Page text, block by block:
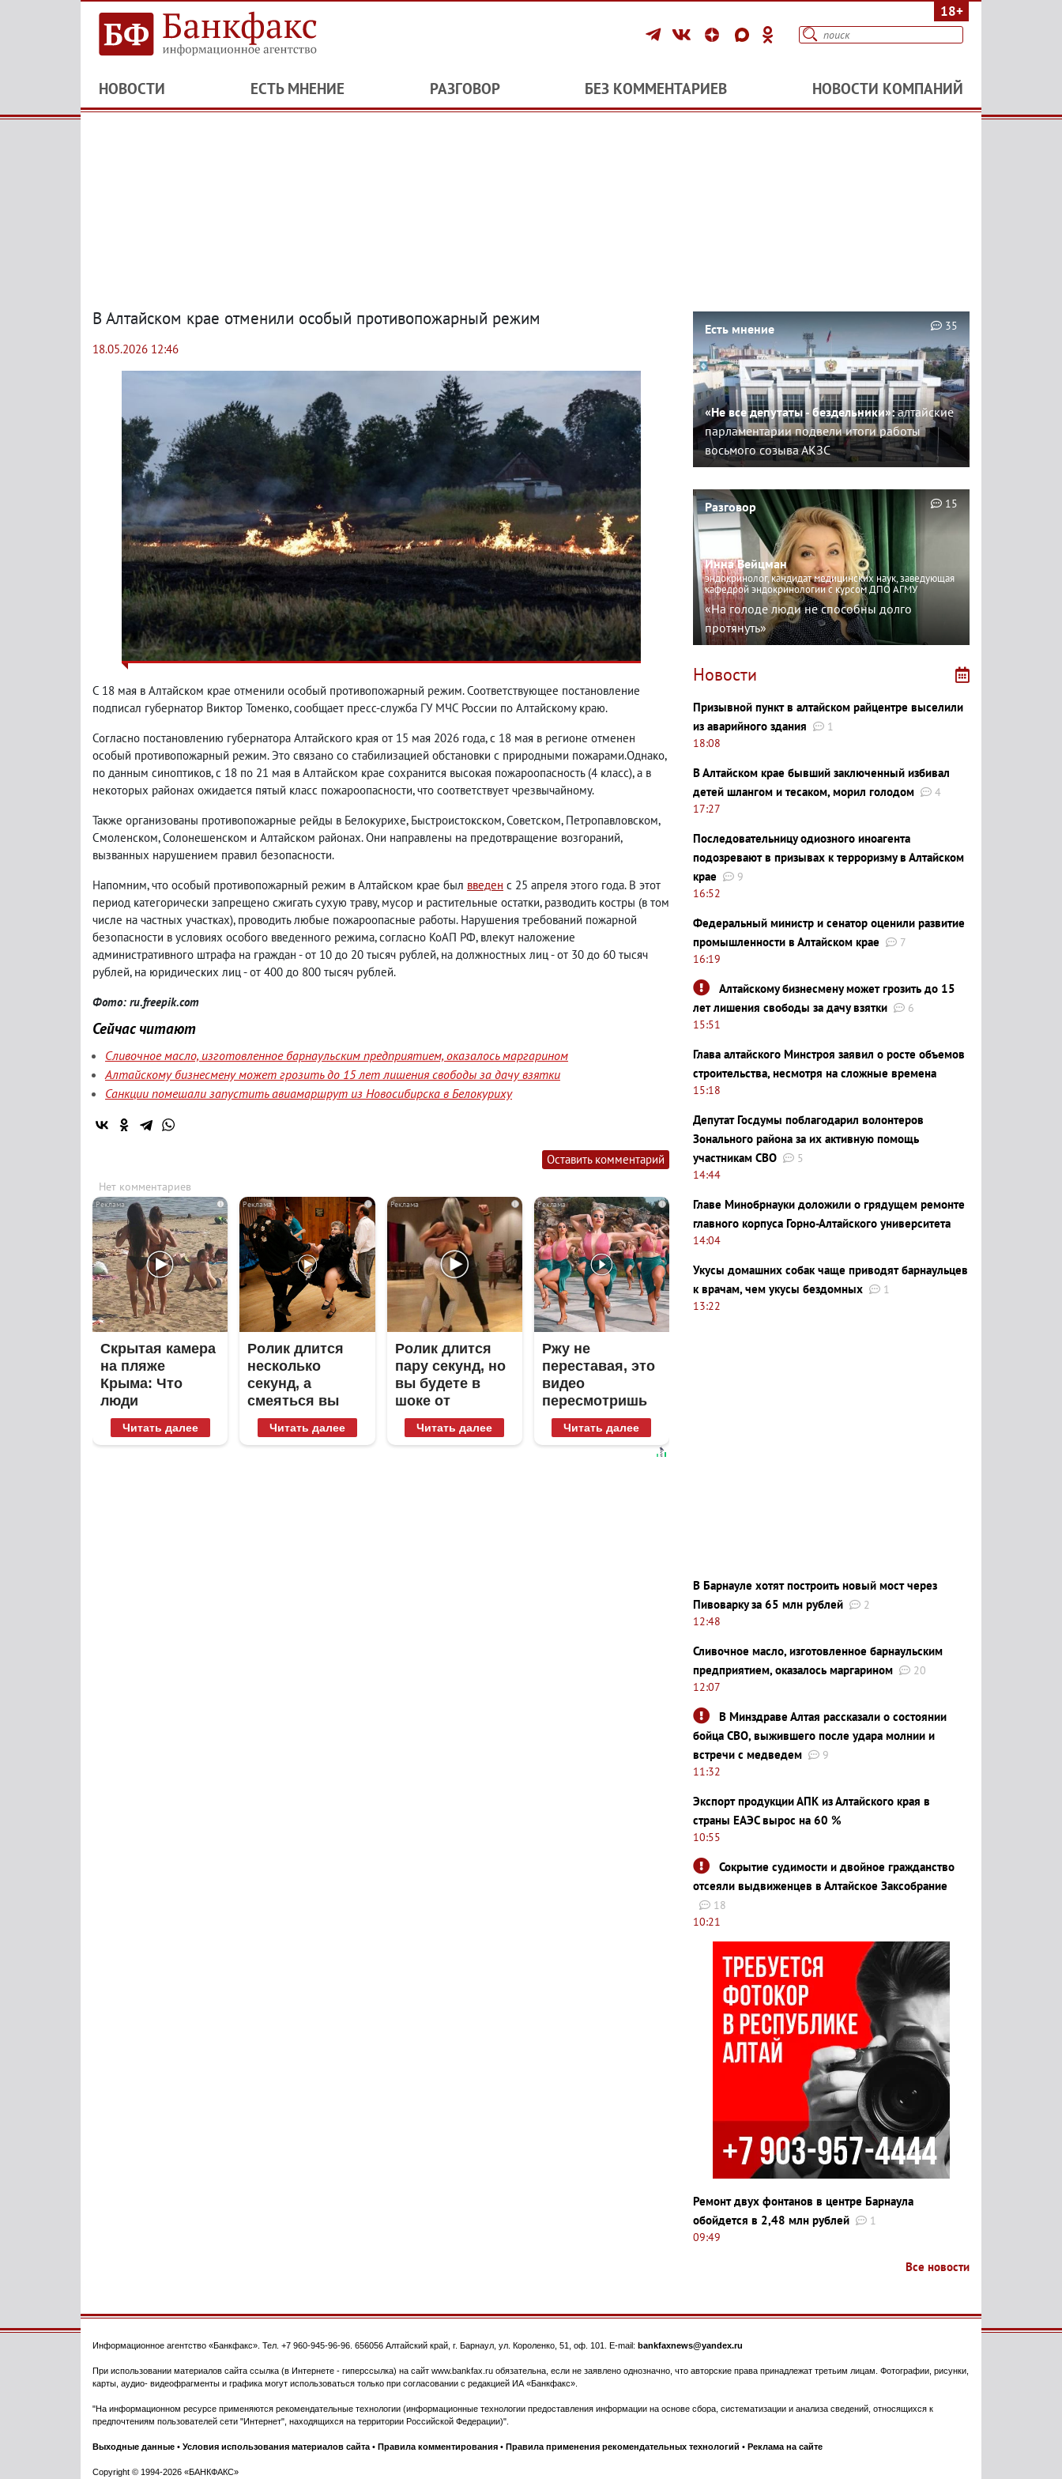
18+
НОВОСТИ ЕСТЬ МНЕНИЕ РАЗГОВОР БЕЗ КОММЕНТАРИЕВ НОВОСТИ КОМПАНИЙ
В Алтайском крае отменили особый противопожарный режим
18.05.2026 12:46
С 18 мая в Алтайском крае отменили особый противопожарный режим. Соответствующее постановление
подписал губернатор Виктор Томенко, сообщает пресс-служба ГУ МЧС России по Алтайскому краю.
Согласно постановлению губернатора Алтайского края от 15 мая 2026 года, с 18 мая в регионе отменен
особый противопожарный режим. Это связано со стабилизацией обстановки с природными пожарами.Однако,
по данным синоптиков, с 18 по 21 мая в Алтайском крае сохранится высокая пожароопасность (4 класс), а в
некоторых районах ожидается пятый класс пожароопасности, что соответствует чрезвычайному.
Также организованы противопожарные рейды в Белокурихе, Быстроистокском, Советском, Петропавловском,
Смоленском, Солонешенском и Алтайском районах. Они направлены на предотвращение возгораний,
вызванных нарушением правил безопасности.
Напомним, что особый противопожарный режим в Алтайском крае был введен с 25 апреля этого года. В этот
период категорически запрещено сжигать сухую траву, мусор и растительные остатки, разводить костры (в том
числе на частных участках), проводить любые пожароопасные работы. Нарушения требований пожарной
безопасности в условиях особого введенного режима, согласно КоАП РФ, влекут наложение
административного штрафа на граждан - от 10 до 20 тысяч рублей, на должностных лиц - от 30 до 60 тысяч
рублей, на юридических лиц - от 400 до 800 тысяч рублей.
Фото: ru.freepik.com
Сейчас читают
Сливочное масло, изготовленное барнаульским предприятием, оказалось маргарином
Алтайскому бизнесмену может грозить до 15 лет лишения свободы за дачу взятки
Санкции помешали запустить авиамаршрут из Новосибирска в Белокуриху
Оставить комментарий
Нет комментариев
i
Скрытая камера
на пляже
Крыма: Что
люди
вытворяют,
когда их не
Читать далее
i
Ролик длится
несколько
секунд, а
смеяться вы
будете долго
Читать далее
i
Ролик длится
пару секунд, но
вы будете в
шоке от
увиденного
Читать далее
i
Ржу не
переставая, это
видео
пересмотришь
не раз
Читать далее
Есть мнение
«Не все депутаты - бездельники»:алтайские
парламентарии подвели итоги работы
восьмого созыва АКЗС
35
Разговор
Инна Вейцман
эндокринолог, кандидат медицинских наук, заведующая
кафедрой эндокринологии с курсом ДПО АГМУ
«На голоде люди не способны долго
протянуть»
15
Новости
Призывной пункт в алтайском райцентре выселили
из аварийного здания
1
18:08
В Алтайском крае бывший заключенный избивал
детей шлангом и тесаком, морил голодом
4
17:27
Последовательницу одиозного иноагента
подозревают в призывах к терроризму в Алтайском
крае
9
16:52
Федеральный министр и сенатор оценили развитие
промышленности в Алтайском крае
7
16:19
Алтайскому бизнесмену может грозить до 15
лет лишения свободы за дачу взятки
6
15:51
Глава алтайского Минстроя заявил о росте объемов
строительства, несмотря на сложные времена
15:18
Депутат Госдумы поблагодарил волонтеров
Зонального района за их активную помощь
участникам СВО
5
14:44
Главе Минобрнауки доложили о грядущем ремонте
главного корпуса Горно-Алтайского университета
14:04
Укусы домашних собак чаще приводят барнаульцев
к врачам, чем укусы бездомных
1
13:22
В Барнауле хотят построить новый мост через
Пивоварку за 65 млн рублей
2
12:48
Сливочное масло, изготовленное барнаульским
предприятием, оказалось маргарином
20
12:07
В Минздраве Алтая рассказали о состоянии
бойца СВО, выжившего после удара молнии и
встречи с медведем
9
11:32
Экспорт продукции АПК из Алтайского края в
страны ЕАЭС вырос на 60 %
10:55
Сокрытие судимости и двойное гражданство
отсеяли выдвиженцев в Алтайское Заксобрание
18
10:21
Ремонт двух фонтанов в центре Барнаула
обойдется в 2,48 млн рублей
1
09:49
Все новости
Информационное агентство «Банкфакс» . Тел. +7 960-945-96-96 656056 Алтайский край, г. Барнаул ул. Короленко, 51, оф. 101 . E-mail: bankfaxnews@yandex.ru
При использовании материалов сайта ссылка (в Интернете - гиперссылка) на сайт www.bankfax.ru обязательна, если не заявлено однозначно, что авторские права принадлежат третьим лицам. Фотографии, рисунки,
карты, аудио- видеофрагменты и графика могут использоваться только при согласовании с редакцией ИА «Банкфакс».
"На информационном ресурсе применяются рекомендательные технологии (информационные технологии предоставления информации на основе сбора, систематизации и анализа сведений, относящихся к
предпочтениям пользователей сети "Интернет", находящихся на территории Российской Федерации)".
Выходные данные • Условия использования материалов сайта • Правила комментирования • Правила применения рекомендательных технологий • Реклама на сайте
Copyright © 1994-2026 «БАНКФАКС»